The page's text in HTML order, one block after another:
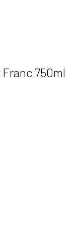
750ml